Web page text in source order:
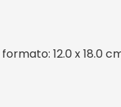
12.0 x